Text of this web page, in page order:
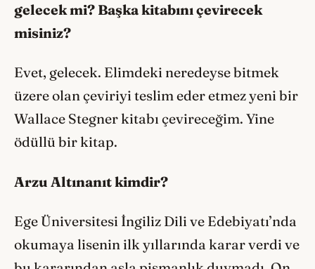
gelecek mi? Başka kitabını çevirecek
misiniz?
Evet, gelecek. Elimdeki neredeyse bitmek
üzere olan çeviriyi teslim eder etmez yeni bir
Wallace Stegner kitabı çevireceğim. Yine
ödüllü bir kitap.
Arzu Altınanıt kimdir?
Ege Üniversitesi İngiliz Dili ve Edebiyatı’nda
okumaya lisenin ilk yıllarında karar verdi ve